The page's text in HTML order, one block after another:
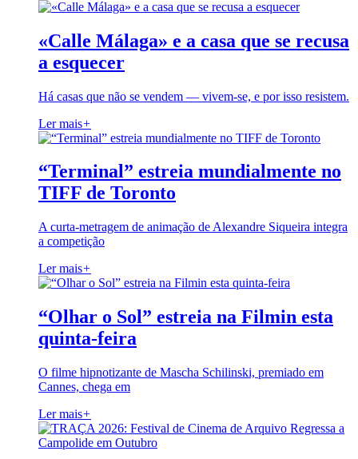
«Calle Málaga» e a casa que se recusa
a esquecer
Há casas que não se vendem — vivem-se, e por isso resistem.
Ler mais+
“Terminal” estreia mundialmente no
TIFF de Toronto
A curta-metragem de animação de Alexandre Siqueira integra
a competição
Ler mais+
“Olhar o Sol” estreia na Filmin esta
quinta-feira
O filme hipnotizante de Mascha Schilinski, premiado em
Cannes, chega em
Ler mais+